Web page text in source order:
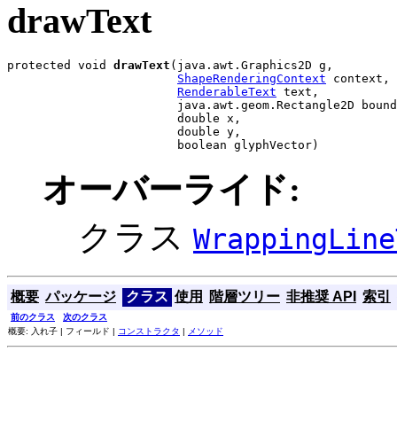
drawText
protected void drawText (java.awt.Graphics2D g,
ShapeRenderingContext context,
RenderableText text,
java.awt.geom.Rectangle2D
                        double x,
                        double y,
                        boolean glyphVector)
オーバーライド:
クラス
概要 パッケージ クラス 使用 階層ツリー 非推奨 API 索引
前のクラス
次のクラス
概要: 入れ子 | フィールド | コンストラクタ | メソッド